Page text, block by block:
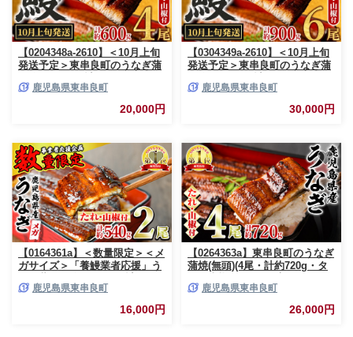
【0204348a-2610】＜10月上旬
発送予定＞東串良町のうなぎ蒲
レ、山椒付) うなぎ 高級 ウナギ
鰻 国産 蒲焼 蒲焼き たれ 鹿児
島 ふるさと 人気 【アクアおお
鹿児島県東串良町
20,000円
【0304349a-2610】＜10月上旬
発送予定＞東串良町のうなぎ蒲
レ、山椒付) うなぎ 高級 ウナギ
鰻 国産 蒲焼 蒲焼き たれ 鹿児
島 ふるさと 人気 【アクアおお
鹿児島県東串良町
30,000円
【0164361a】＜数量限定＞＜メ
ガサイズ＞「養鰻業者応援」う
540g・タレ、山椒付) うなぎ 高
級 ウナギ 鰻 国産 蒲焼 蒲焼き
たれ 鹿児島 ふるさと 人気【ア
鹿児島県東串良町
16,000円
【0264363a】東串良町のうなぎ
蒲焼(無頭)(4尾・計約720g・タ
鰻 国産 蒲焼 蒲焼き たれ 鹿児
島 ふるさと 人気【アクアおお
鹿児島県東串良町
26,000円